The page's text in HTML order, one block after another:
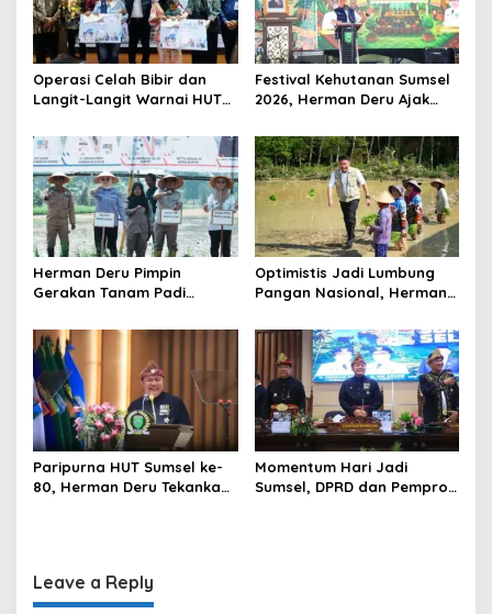
a
t
i
n
Operasi Celah Bibir dan
Langit-Langit Warnai HUT
Manfaatnya Sangat Besar
Festival Kehutanan Sumsel
2026, Herman Deru Ajak
Kelestarian Hutan
Herman Deru Pimpin
Gerakan Tanam Padi
Banyuasin Bidik Produksi 1
Juta Ton
Optimistis Jadi Lumbung
Pangan Nasional, Herman
Gabah Sumsel Tembus 5
Juta Ton
Paripurna HUT Sumsel ke-
80, Herman Deru Tekankan
Momentum Hari Jadi
Sumsel, DPRD dan Pemprov
Leave a Reply